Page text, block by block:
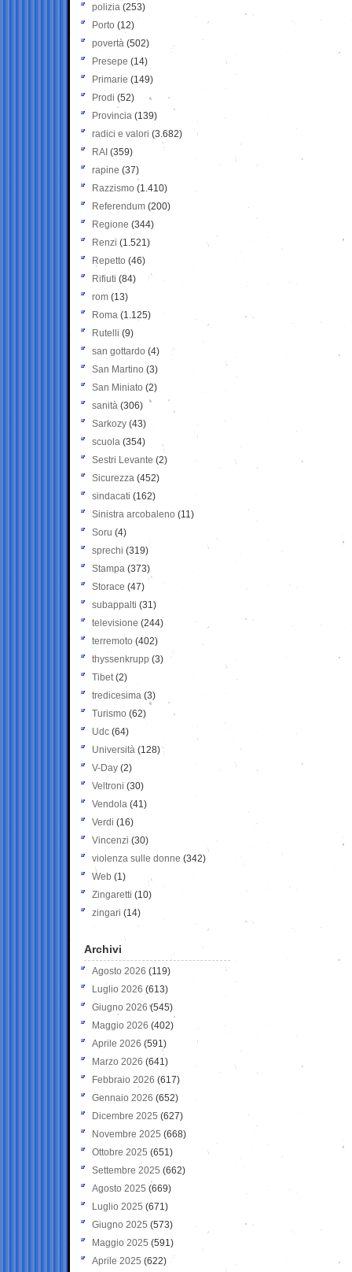
polizia (253)
Porto (12)
povertà (502)
Presepe (14)
Primarie (149)
Prodi (52)
Provincia (139)
radici e valori (3.682)
RAI (359)
rapine (37)
Razzismo (1.410)
Referendum (200)
Regione (344)
Renzi (1.521)
Repetto (46)
Rifiuti (84)
rom (13)
Roma (1.125)
Rutelli (9)
san gottardo (4)
San Martino (3)
San Miniato (2)
sanità (306)
Sarkozy (43)
scuola (354)
Sestri Levante (2)
Sicurezza (452)
sindacati (162)
Sinistra arcobaleno (11)
Soru (4)
sprechi (319)
Stampa (373)
Storace (47)
subappalti (31)
televisione(244)
terremoto (402)
thyssenkrupp (3)
Tibet(2)
tredicesima (3)
Turismo (62)
Udc (64)
Università (128)
V-Day (2)
Veltroni (30)
Vendola (41)
Verdi (16)
Vincenzi (30)
violenza sulle donne (342)
Web (1)
Zingaretti (10)
zingari (14)
Archivi
Agosto 2026 (119)
Luglio 2026 (613)
Giugno 2026 (545)
Maggio 2026 (402)
Aprile 2026 (591)
Marzo 2026 (641)
Febbraio 2026 (617)
Gennaio 2026 (652)
Dicembre 2025 (627)
Novembre 2025 (668)
Ottobre 2025 (651)
Settembre 2025 (662)
Agosto 2025 (669)
Luglio 2025 (671)
Giugno 2025 (573)
Maggio 2025 (591)
Aprile 2025 (622)